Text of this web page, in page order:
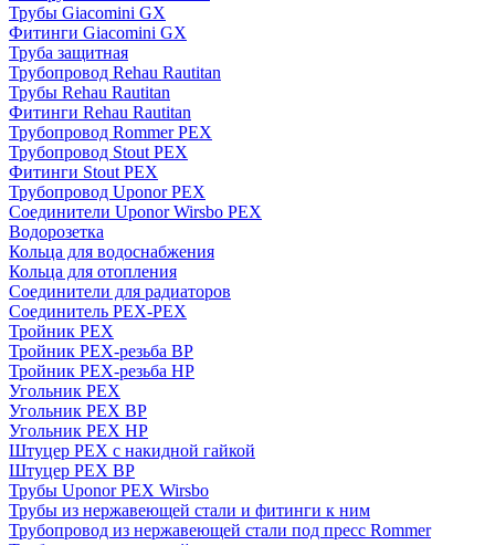
Трубы Giacomini GX
Фитинги Giacomini GX
Труба защитная
Трубопровод Rehau Rautitan
Трубы Rehau Rautitan
Фитинги Rehau Rautitan
Трубопровод Rommer PEX
Трубопровод Stout PEX
Фитинги Stout PEX
Трубопровод Uponor PEX
Соединители Uponor Wirsbo PEX
Водорозетка
Кольца для водоснабжения
Кольца для отопления
Соединители для радиаторов
Соединитель PEX-PEX
Тройник PEX
Тройник PEX-резьба ВР
Тройник PEX-резьба НР
Угольник PEX
Угольник PEX ВР
Угольник PEX НР
Штуцер PEX c накидной гайкой
Штуцер PEX ВР
Трубы Uponor PEX Wirsbo
Трубы из нержавеющей стали и фитинги к ним
Трубопровод из нержавеющей стали под пресс Rommer